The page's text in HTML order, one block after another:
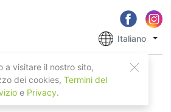
Italiano
Mobile Systems Ltd. Tutti i diritti
a visitare il nostro sito,
dei cookies, Termini del
e Privacy.